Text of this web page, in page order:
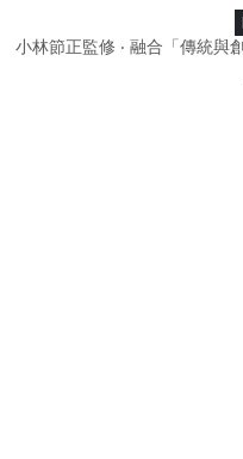
to小林節正監修 ‧ 融合「傳統與
Under Armour Curry 12最新